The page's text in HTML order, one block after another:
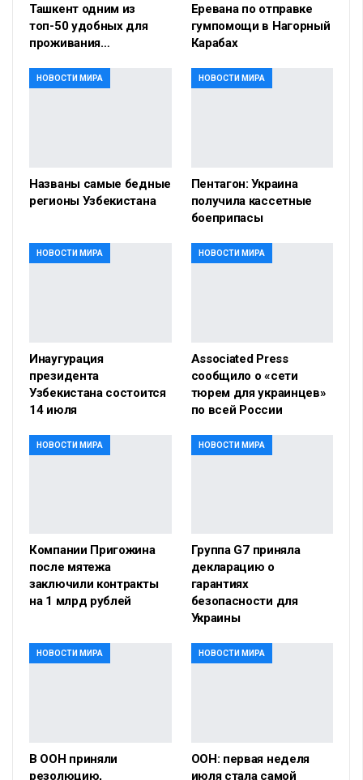
Ташкент одним из
топ-50 удобных для
проживания…
Еревана по отправке
гумпомощи в Нагорный
Карабах
НОВОСТИ МИРА
Названы самые бедные
регионы Узбекистана
НОВОСТИ МИРА
Пентагон: Украина
получила кассетные
боеприпасы
НОВОСТИ МИРА
Инаугурация
президента
Узбекистана состоится
14 июля
НОВОСТИ МИРА
Associated Press
сообщило о «сети
тюрем для украинцев»
по всей России
НОВОСТИ МИРА
Компании Пригожина
после мятежа
заключили контракты
на 1 млрд рублей
НОВОСТИ МИРА
Группа G7 приняла
декларацию о
гарантиях
безопасности для
Украины
НОВОСТИ МИРА
В ООН приняли
резолюцию,
НОВОСТИ МИРА
ООН: первая неделя
июля стала самой